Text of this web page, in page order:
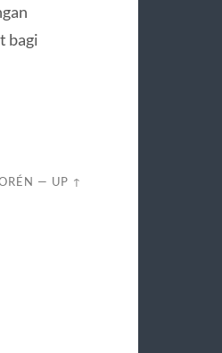
bagi
— UP ↑